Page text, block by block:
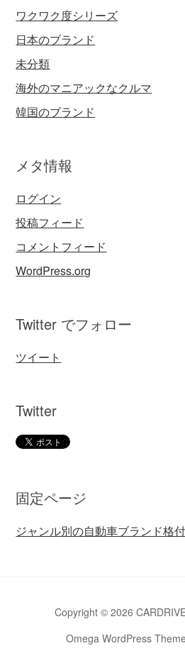
ワクワク度シリーズ
日本のブランド
未分類
海外のマニアックなクルマ
韓国のブランド
メタ情報
ログイン
投稿フィード
コメントフィード
WordPress.org
Twitter でフォロー
ツイート
Twitter
固定ページ
ジャンル別の自動車ブランド格付
Copyright © 2026
Omega WordPress